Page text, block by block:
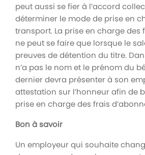
peut aussi se fier à l’accord
déterminer le mode de prise en
transport. La prise en charge des
ne peut se faire que lorsque le
preuves de détention du titre.
n’a pas le nom et le prénom du
dernier devra présenter à son
attestation sur l’honneur afin de
prise en charge des frais
Bon à savoir
Un employeur qui souhaite